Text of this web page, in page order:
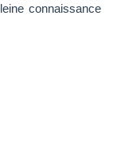
connaissance